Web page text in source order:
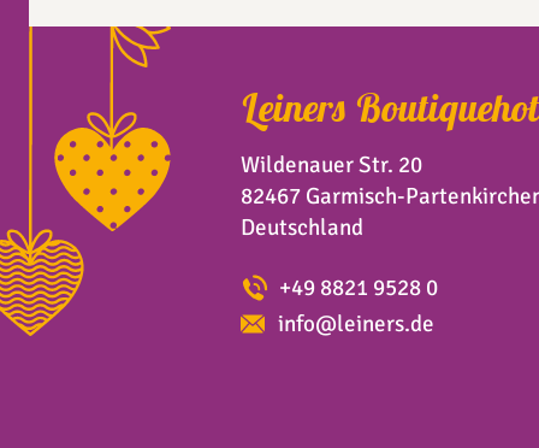
Leiners
Wildenauer Str. 20
82467 Garmisch-
Deutschland
+49 8821 9528 0
info@leiners.de